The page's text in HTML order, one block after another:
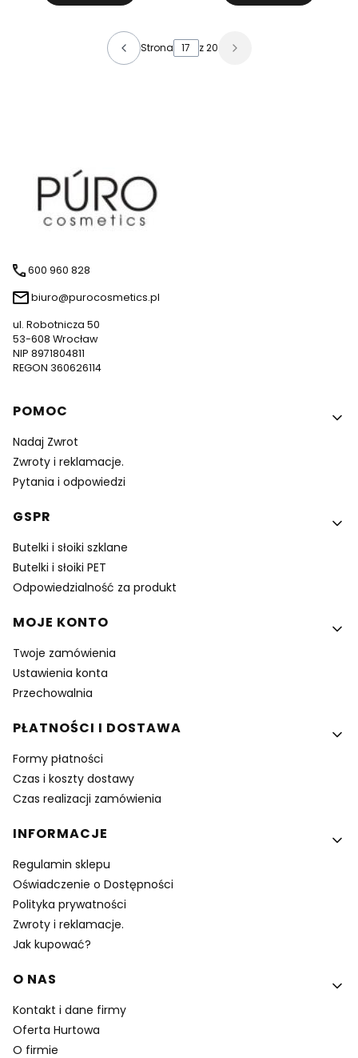
Strona z 20
600 960 828
biuro@purocosmetics.pl
ul. Robotnicza 50
53-608 Wrocław
NIP 8971804811
REGON 360626114
Linki w stopce
POMOC
Nadaj Zwrot
Zwroty i reklamacje.
Pytania i odpowiedzi
GSPR
Butelki i słoiki szklane
Butelki i słoiki PET
Odpowiedzialność za produkt
MOJE KONTO
Twoje zamówienia
Ustawienia konta
Przechowalnia
PŁATNOŚCI I DOSTAWA
Formy płatności
Czas i koszty dostawy
Czas realizacji zamówienia
INFORMACJE
Regulamin sklepu
Oświadczenie o Dostępności
Polityka prywatności
Zwroty i reklamacje.
Jak kupować?
O NAS
Kontakt i dane firmy
Oferta Hurtowa
O firmie